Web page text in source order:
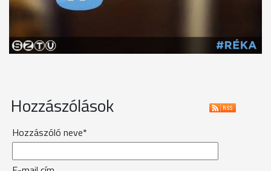
Hozzászólások
Hozzászóló neve*